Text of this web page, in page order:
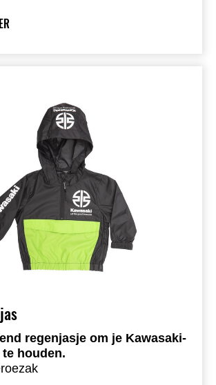
regenjasje om je Kawasaki-
houden.